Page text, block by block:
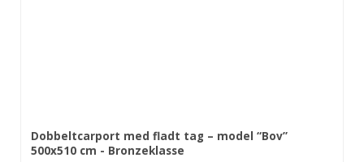
Dobbeltcarport med fladt tag – model “Bov”
500x510 cm - Bronzeklasse